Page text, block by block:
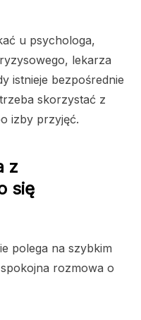
u psychologa,
lekarza
istnieje bezpośrednie
skorzystać z
izby przyjęć.
z
się
polega na szybkim
rozmowa o